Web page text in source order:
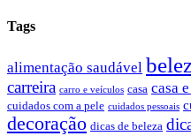
Tags
alimentação saudável
carreira carro e veículos casa casa
cuidados com a pele cuidados pessoais
decoração dicas de beleza